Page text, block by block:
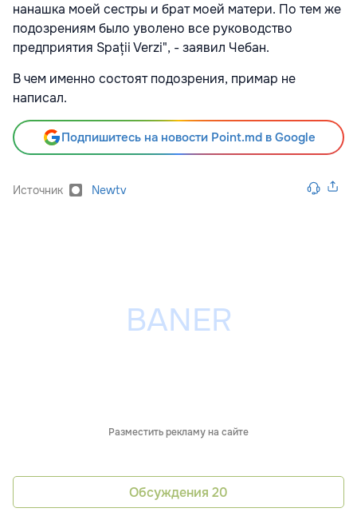
нанашка моей сестры и брат моей матери. По тем же
подозрениям было уволено все руководство
предприятия Spații Verzi", - заявил Чебан.
В чем именно состоят подозрения, примар не
написал.
Подпишитесь на новости Point.md в Google
Источник Newtv
Разместить рекламу на сайте
Обсуждения 20